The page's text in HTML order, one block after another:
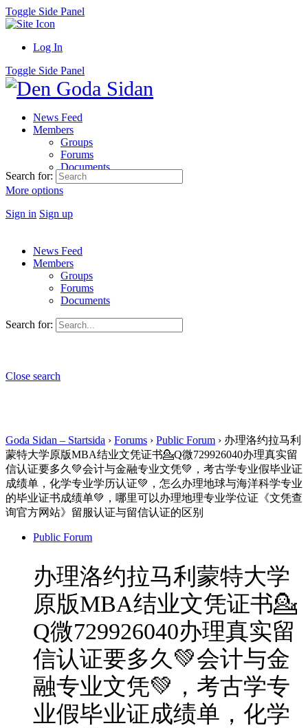
Toggle Side Panel
Log In
Toggle Side Panel
News Feed
Members
Groups
Forums
Documents
More options
Sign in Sign up
Search for:
News Feed
Members
Groups
Forums
Documents
Search for:
Close search
Goda Sidan – Startsida › Forums › Public Forum › 办理洛约拉马利
蒙特大学原版MBA结业文凭证书💁Q微729926040办理真实留
信认证要多久💚会计与金融专业文凭💚，考古学专业假毕业证
成绩单，化学专业学历认证💚，怎么办理地球与海洋科学专业
的毕业证书成绩单💚，哪里可以办理地理专业学位证《文凭查
询官方网站》留服认证与留信认证的区别
Public Forum
办理洛约拉马利蒙特大学
原版MBA结业文凭证书💁
Q微729926040办理真实留
信认证要多久💚会计与金
融专业文凭💚，考古学专
业假毕业证成绩单，化学